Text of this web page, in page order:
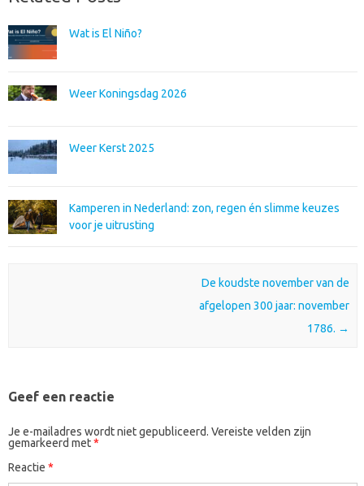
Wat is El Niño?
Weer Koningsdag 2026
Weer Kerst 2025
Kamperen in Nederland: zon, regen én slimme keuzes
voor je uitrusting
De koudste november van de
afgelopen 300 jaar: november
1786. →
Geef een reactie
Je e-mailadres wordt niet gepubliceerd. Vereiste velden zijn
gemarkeerd met*
Reactie *